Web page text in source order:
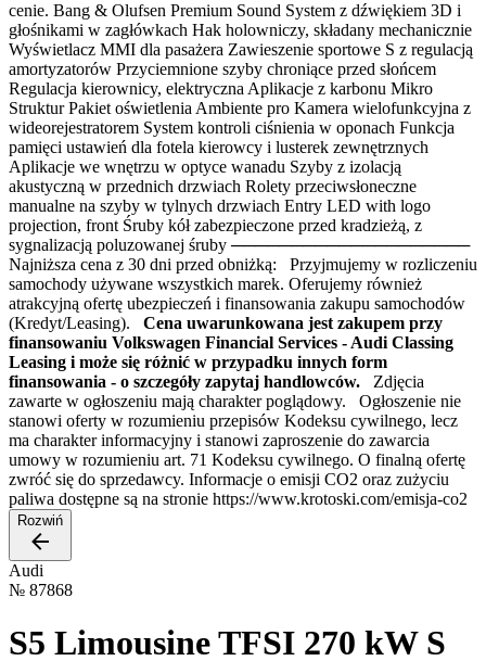
cenie. Bang & Olufsen Premium Sound System z dźwiękiem 3D i
głośnikami w zagłówkach Hak holowniczy, składany mechanicznie
Wyświetlacz MMI dla pasażera Zawieszenie sportowe S z regulacją
amortyzatorów Przyciemnione szyby chroniące przed słońcem
Regulacja kierownicy, elektryczna Aplikacje z karbonu Mikro
Struktur Pakiet oświetlenia Ambiente pro Kamera wielofunkcyjna z
wideorejestratorem System kontroli ciśnienia w oponach Funkcja
pamięci ustawień dla fotela kierowcy i lusterek zewnętrznych
Aplikacje we wnętrzu w optyce wanadu Szyby z izolacją
akustyczną w przednich drzwiach Rolety przeciwsłoneczne
manualne na szyby w tylnych drzwiach Entry LED with logo
projection, front Śruby kół zabezpieczone przed kradzieżą, z
sygnalizacją poluzowanej śruby ────────────────────
Najniższa cena z 30 dni przed obniżką: Przyjmujemy w rozliczeniu
samochody używane wszystkich marek. Oferujemy również
atrakcyjną ofertę ubezpieczeń i finansowania zakupu samochodów
(Kredyt/Leasing). Cena uwarunkowana jest zakupem przy
finansowaniu Volkswagen Financial Services - Audi Classing
Leasing i może się różnić w przypadku innych form
finansowania - o szczegóły zapytaj handlowców. Zdjęcia
zawarte w ogłoszeniu mają charakter poglądowy. Ogłoszenie nie
stanowi oferty w rozumieniu przepisów Kodeksu cywilnego, lecz
ma charakter informacyjny i stanowi zaproszenie do zawarcia
umowy w rozumieniu art. 71 Kodeksu cywilnego. O finalną ofertę
zwróć się do sprzedawcy. Informacje o emisji CO2 oraz zużyciu
paliwa dostępne są na stronie https://www.krotoski.com/emisja-co2
Rozwiń
Audi
№ 87868
S5 Limousine TFSI 270 kW S